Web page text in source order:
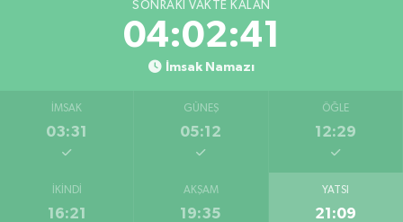
SONRAKI VAKTE KALAN
04:02:40
İmsak Namazı
İMSAK
03:31
GÜNEŞ
05:12
ÖĞLE
12:29
İKINDI
16:21
AKŞAM
19:35
YATSI
21:09